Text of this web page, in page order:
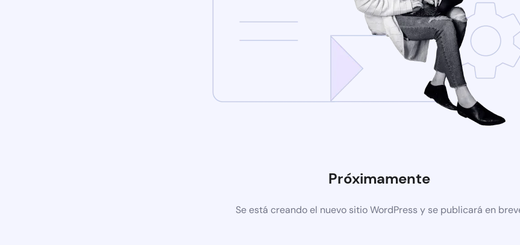
Próximamente
Se está creando el nuevo sitio WordPress y se publicará en